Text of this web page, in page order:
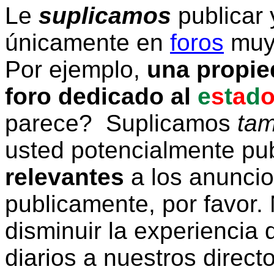
Le suplicamos publicar
únicamente en foros
Por ejemplo, una
foro dedicado al estad
parece? Suplicamos
usted potencialmente
relevantes a los
publicamente, por
disminuir la experiencia
diarios a nuestros